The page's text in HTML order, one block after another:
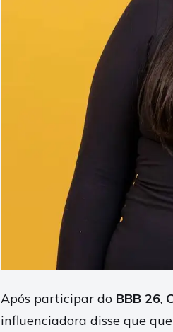
Após participar do BBB 26,
influenciadora disse que